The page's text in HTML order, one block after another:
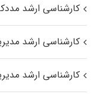
کارشناسی ارشد
کارشناسی ارشد
کارشناسی ارشد